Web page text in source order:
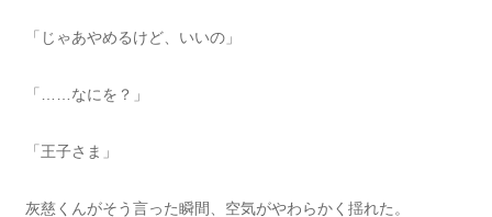
「じゃあやめるけど、いいの」
「……なにを？」
「王子さま」
灰慈くんがそう言った瞬間、空気がやわらかく揺れた。